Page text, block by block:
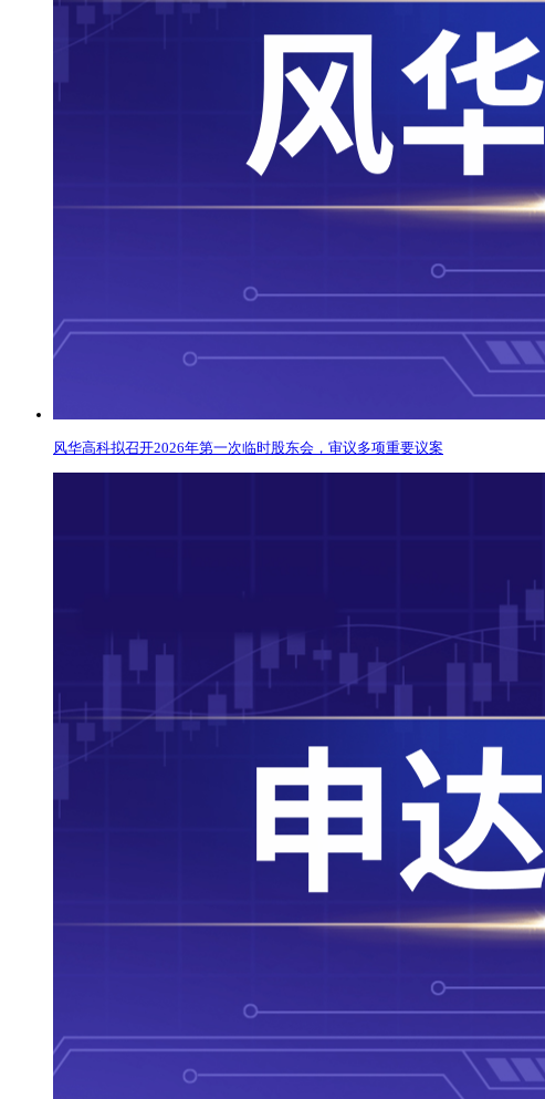
风华高科拟召开2026年第一次临时股东会，审议多项重要议案